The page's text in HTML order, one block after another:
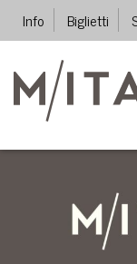
Info Biglietti